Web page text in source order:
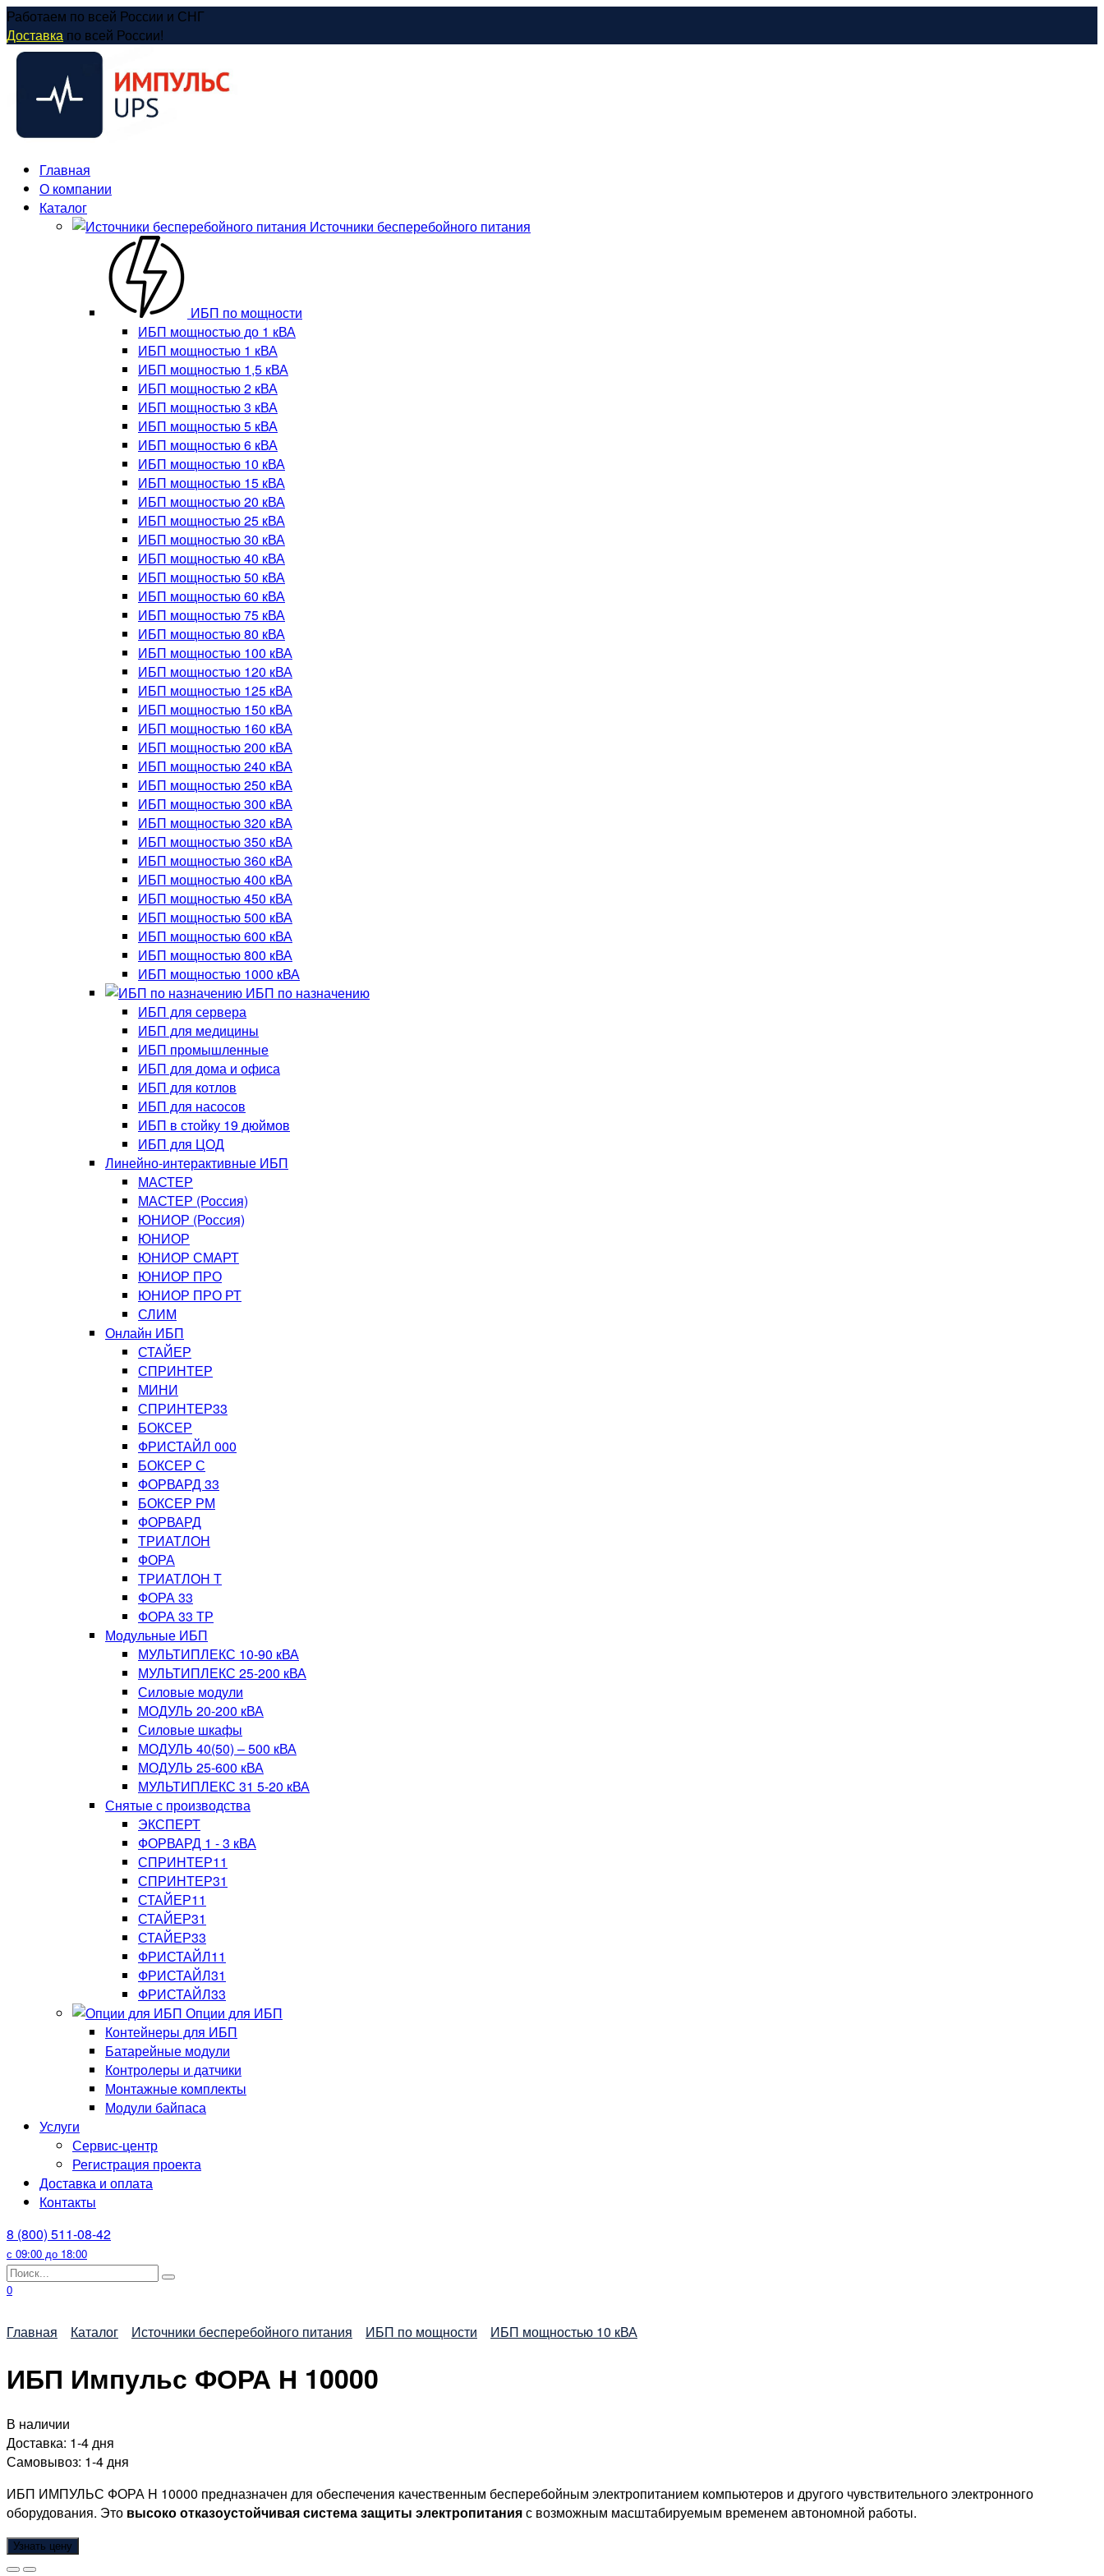
Перейти
к
содержанию
Работаем по всей России и СНГ
Доставка по всей России!
Главная
О компании
Каталог
Источники бесперебойного питания
ИБП по мощности
ИБП мощностью до 1 кВА
ИБП мощностью 1 кВА
ИБП мощностью 1,5 кВА
ИБП мощностью 2 кВА
ИБП мощностью 3 кВА
ИБП мощностью 5 кВА
ИБП мощностью 6 кВА
ИБП мощностью 10 кВА
ИБП мощностью 15 кВА
ИБП мощностью 20 кВА
ИБП мощностью 25 кВА
ИБП мощностью 30 кВА
ИБП мощностью 40 кВА
ИБП мощностью 50 кВА
ИБП мощностью 60 кВА
ИБП мощностью 75 кВА
ИБП мощностью 80 кВА
ИБП мощностью 100 кВА
ИБП мощностью 120 кВА
ИБП мощностью 125 кВА
ИБП мощностью 150 кВА
ИБП мощностью 160 кВА
ИБП мощностью 200 кВА
ИБП мощностью 240 кВА
ИБП мощностью 250 кВА
ИБП мощностью 300 кВА
ИБП мощностью 320 кВА
ИБП мощностью 350 кВА
ИБП мощностью 360 кВА
ИБП мощностью 400 кВА
ИБП мощностью 450 кВА
ИБП мощностью 500 кВА
ИБП мощностью 600 кВА
ИБП мощностью 800 кВА
ИБП мощностью 1000 кВА
ИБП по назначению
ИБП для сервера
ИБП для медицины
ИБП промышленные
ИБП для дома и офиса
ИБП для котлов
ИБП для насосов
ИБП в стойку 19 дюймов
ИБП для ЦОД
Линейно-интерактивные ИБП
МАСТЕР
МАСТЕР (Россия)
ЮНИОР (Россия)
ЮНИОР
ЮНИОР СМАРТ
ЮНИОР ПРО
ЮНИОР ПРО РТ
СЛИМ
Онлайн ИБП
СТАЙЕР
СПРИНТЕР
МИНИ
СПРИНТЕР33
БОКСЕР
ФРИСТАЙЛ 000
БОКСЕР С
ФОРВАРД 33
БОКСЕР РМ
ФОРВАРД
ТРИАТЛОН
ФОРА
ТРИАТЛОН Т
ФОРА 33
ФОРА 33 ТР
Модульные ИБП
МУЛЬТИПЛЕКС 10-90 кВА
МУЛЬТИПЛЕКС 25-200 кВА
Силовые модули
МОДУЛЬ 20-200 кВА
Силовые шкафы
МОДУЛЬ 40(50) – 500 кВА
МОДУЛЬ 25-600 кВА
МУЛЬТИПЛЕКС 31 5-20 кВА
Снятые с производства
ЭКСПЕРТ
ФОРВАРД 1 - 3 кВА
СПРИНТЕР11
СПРИНТЕР31
СТАЙЕР11
СТАЙЕР31
СТАЙЕР33
ФРИСТАЙЛ11
ФРИСТАЙЛ31
ФРИСТАЙЛ33
Опции для ИБП
Контейнеры для ИБП
Батарейные модули
Контролеры и датчики
Монтажные комплекты
Модули байпаса
Услуги
Сервис-центр
Регистрация проекта
Доставка и оплата
Контакты
8 (800) 511-08-42
с 09:00 до 18:00
Search
for:
0
Главная Каталог Источники бесперебойного питания ИБП по мощности ИБП мощностью 10 кВА
ИБП Импульс ФОРА Н 10000
В наличии
Доставка: 1-4 дня
Самовывоз: 1-4 дня
ИБП ИМПУЛЬС ФОРА H 10000 предназначен для обеспечения качественным бесперебойным электропитанием компьютеров и другого чувствительного электронного
оборудования. Это высоко отказоустойчивая система защиты электропитанияс возможным масштабируемым временем автономной работы.
Узнать цену